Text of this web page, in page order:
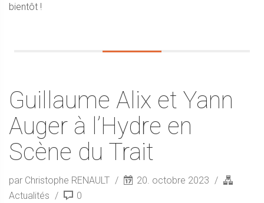
bientôt !
Guillaume Alix et Yann
Auger à l’Hydre en
Scène du Trait
par Christophe RENAULT
20. octobre 2023
Actualités
0